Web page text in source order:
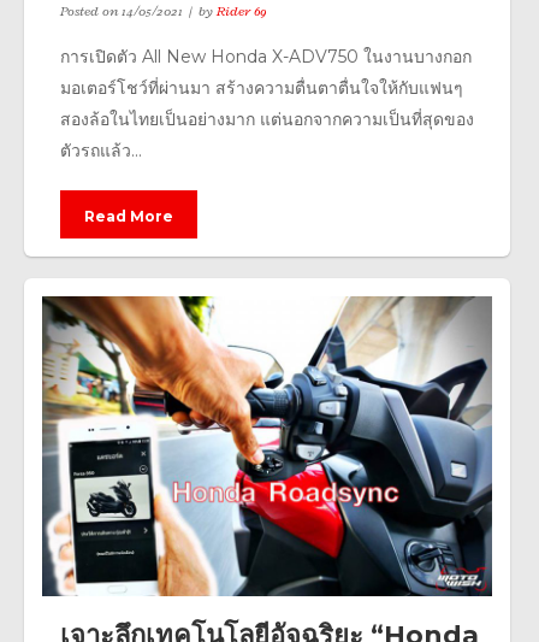
Posted on14/05/2021 byRider 69
การเปิดตัว All New Honda X-ADV750 ในงานบางกอก
มอเตอร์โชว์ที่ผ่านมา สร้างความตื่นตาตื่นใจให้กับแฟนๆ
สองล้อในไทยเป็นอย่างมาก แต่นอกจากความเป็นที่สุดของ
ตัวรถแล้ว...
Read More